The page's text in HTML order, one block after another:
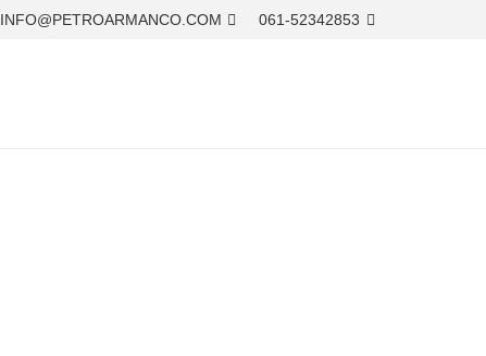
061-52342853
INFO@PETROARMANCO.COM